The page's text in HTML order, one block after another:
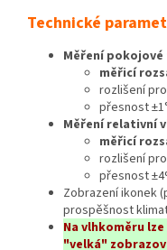
Technické
Měření
měřicí
rozlišení
přesnost
Měření relativní
měřicí
rozlišení
přesnost
Zobrazení ikonek
prospěšnost
Na vlhkoměru
"velká"